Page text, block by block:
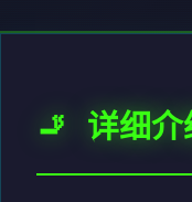
🚬 详细介